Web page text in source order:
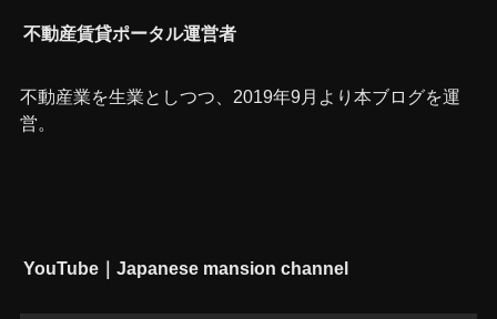
不動産賃貸ポータル運営者
不動産業を生業としつつ、2019年9月より本ブログを運
営。
YouTube｜Japanese mansion channel